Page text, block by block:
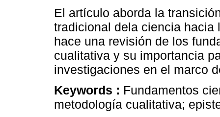
El artículo aborda la
tradicional dela ciencia hacia
hace una revisión de los
cualitativa y su importancia
investigaciones en el marco
Keywords : Fundamentos
metodología cualitativa;